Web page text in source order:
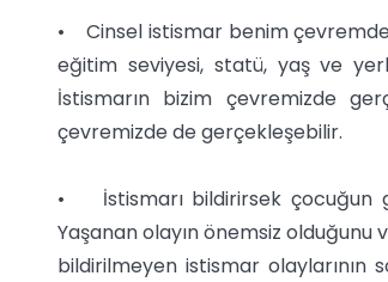
• Cinsel istismar benim
eğitim seviyesi, statü, yaş ve
İstismarın bizim çevremizde
çevremizde de gerçekleşebilir.
• İstismarı bildirirsek çocuğun
Yaşanan olayın önemsiz
bildirilmeyen istismar